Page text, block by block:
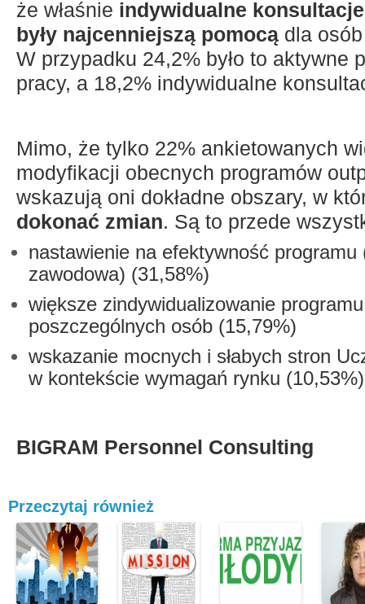
że właśnie indywidualne
były najcenniejszą pomocą dla
W przypadku 24,2% było to aktywne
pracy, a 18,2% indywidualne
Mimo, że tylko 22% ankietowanych
modyfikacji obecnych programów
wskazują oni dokładne obszary, w
dokonać zmian. Są to przede
nastawienie na efektywność programu
zawodowa) (31,58%)
większe zindywidualizowanie
poszczególnych osób (15,79%)
wskazanie mocnych i słabych stron
w kontekście wymagań rynku (10,53%)
BIGRAM Personnel Consulting
Przeczytaj również